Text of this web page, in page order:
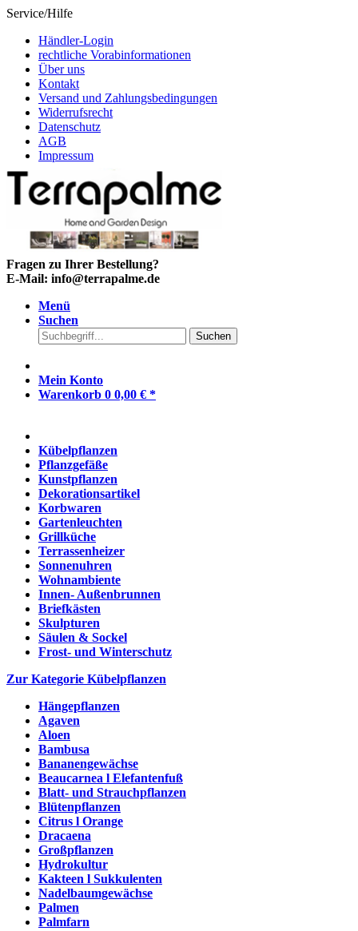
Service/Hilfe
Händler-Login
rechtliche Vorabinformationen
Über uns
Kontakt
Versand und Zahlungsbedingungen
Widerrufsrecht
Datenschutz
AGB
Impressum
Fragen zu Ihrer Bestellung?
E-Mail: info@terrapalme.de
Menü
Suchen
Suchen
Mein Konto
Warenkorb 0 0,00 € *
Kübelpflanzen
Pflanzgefäße
Kunstpflanzen
Dekorationsartikel
Korbwaren
Gartenleuchten
Grillküche
Terrassenheizer
Sonnenuhren
Wohnambiente
Innen- Außenbrunnen
Briefkästen
Skulpturen
Säulen & Sockel
Frost- und Winterschutz
Zur Kategorie Kübelpflanzen
Hängepflanzen
Agaven
Aloen
Bambusa
Bananengewächse
Beaucarnea l Elefantenfuß
Blatt- und Strauchpflanzen
Blütenpflanzen
Citrus l Orange
Dracaena
Großpflanzen
Hydrokultur
Kakteen l Sukkulenten
Nadelbaumgewächse
Palmen
Palmfarn